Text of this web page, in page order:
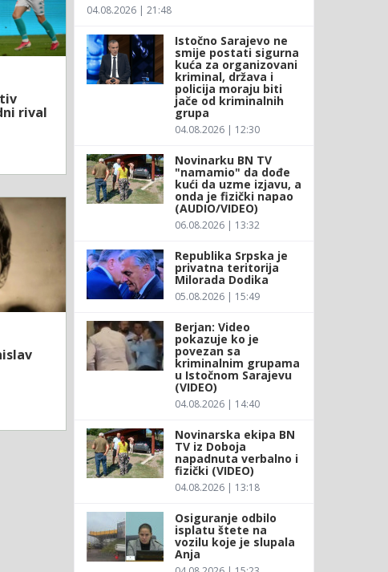
rival
04.08.2026 | 21:48
Istočno Sarajevo ne
smije postati sigurna
kuća za organizovani
kriminal, država i
policija moraju biti
jače od kriminalnih
grupa
04.08.2026 | 12:30
Novinarku BN TV
"namamio" da dođe
kući da uzme izjavu, a
onda je fizički napao
(AUDIO/VIDEO)
06.08.2026 | 13:32
Republika Srpska je
privatna teritorija
Milorada Dodika
05.08.2026 | 15:49
Berjan: Video
pokazuje ko je
povezan sa
kriminalnim grupama
u Istočnom Sarajevu
(VIDEO)
04.08.2026 | 14:40
Novinarska ekipa BN
TV iz Doboja
napadnuta verbalno i
fizički (VIDEO)
04.08.2026 | 13:18
Osiguranje odbilo
isplatu štete na
vozilu koje je slupala
Anja